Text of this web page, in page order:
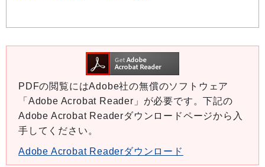
PDFの閲覧にはAdobe社の無償のソフトウェア
「Adobe Acrobat Reader」が必要です。下記の
Adobe Acrobat Readerダウンロードページから入
手してください。
Adobe Acrobat Readerダウンロード